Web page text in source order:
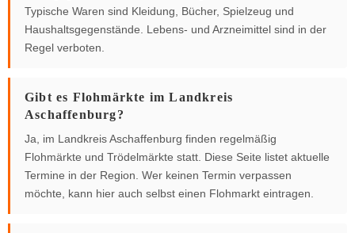
Typische Waren sind Kleidung, Bücher, Spielzeug und
Haushaltsgegenstände. Lebens- und Arzneimittel sind in der
Regel verboten.
Gibt es Flohmärkte im Landkreis
Aschaffenburg?
Ja, im Landkreis Aschaffenburg finden regelmäßig
Flohmärkte und Trödelmärkte statt. Diese Seite listet aktuelle
Termine in der Region. Wer keinen Termin verpassen
möchte, kann hier auch selbst einen Flohmarkt eintragen.